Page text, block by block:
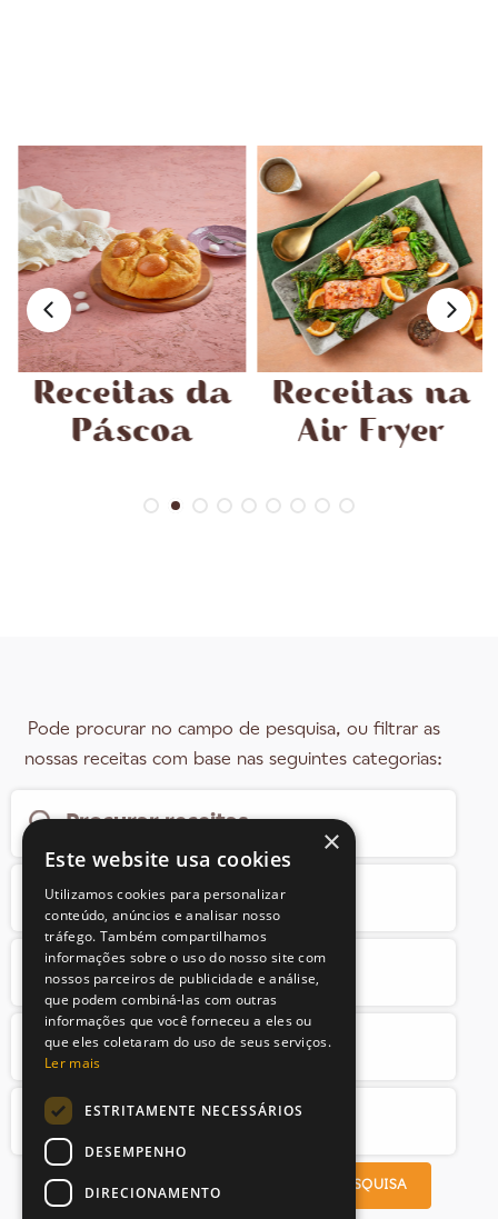
Receitas da
Páscoa
Receitas na
Air Fryer
Pode procurar no campo de pesquisa, ou filtrar as
nossas receitas com base nas seguintes categorias:
PROCURAR RECEITAS LIMPAR PESQUISA
×
Este website usa cookies
Utilizamos cookies para personalizar
conteúdo, anúncios e analisar nosso
tráfego. Também compartilhamos
informações sobre o uso do nosso site com
nossos parceiros de publicidade e análise,
que podem combiná-las com outras
informações que você forneceu a eles ou
que eles coletaram do uso de seus serviços.
Ler mais
ESTRITAMENTE NECESSÁRIOS
DESEMPENHO
DIRECIONAMENTO